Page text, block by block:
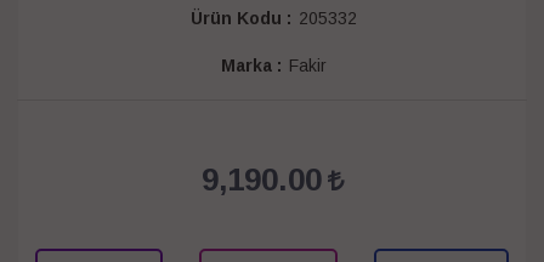
Ürün Kodu : 205332
Marka : Fakir
9,190.00